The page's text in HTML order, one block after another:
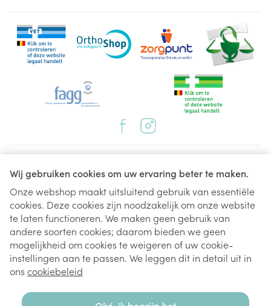
Wij gebruiken cookies om uw ervaring beter te maken.
Onze webshop maakt uitsluitend gebruik van essentiële
cookies. Deze cookies zijn noodzakelijk om onze website
te laten functioneren. We maken geen gebruik van
andere soorten cookies; daarom bieden we geen
mogelijkheid om cookies te weigeren of uw cookie-
instellingen aan te passen. We leggen dit in detail uit in
ons cookiebeleid
Juridische links